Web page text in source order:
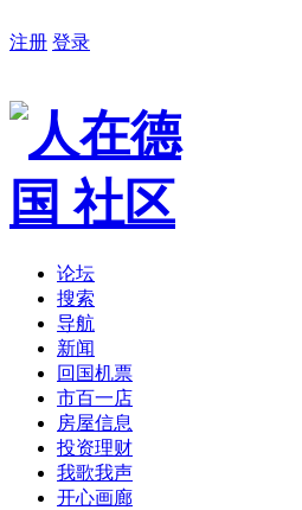
注册 登录
论坛
搜索
导航
新闻
回国机票
市百一店
房屋信息
投资理财
我歌我声
开心画廊